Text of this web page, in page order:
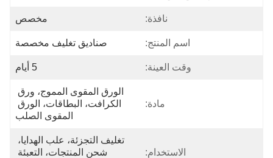
نافذة: مخصص
اسم المنتج: صناديق تغليف مخصصة
وقت العينة: 5 أيام
مادة:
المقوى الصلب
الاستخدام: